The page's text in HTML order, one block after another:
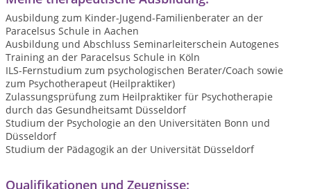
Ausbildung zum Kinder-Jugend-Familienberater an der
Paracelsus Schule in Aachen
Ausbildung und Abschluss Seminarleiterschein Autogenes
Training an der Paracelsus Schule in Köln
ILS-Fernstudium zum psychologischen Berater/Coach sowie
zum Psychotherapeut (Heilpraktiker)
Zulassungsprüfung zum Heilpraktiker für Psychotherapie
durch das Gesundheitsamt Düsseldorf
Studium der Psychologie an den Universitäten Bonn und
Düsseldorf
Studium der Pädagogik an der Universität Düsseldorf
Qualifikationen und Zeugnisse: